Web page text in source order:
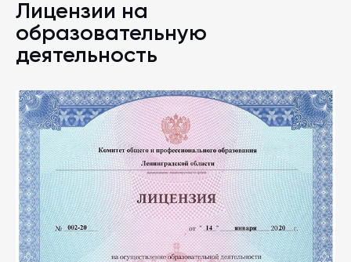
Лицензии на
образовательную
деятельность